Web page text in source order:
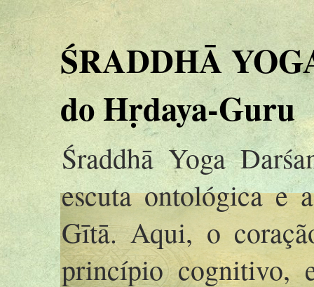
ŚRADDHĀ
do Hṛdaya-Guru
Śraddhā Yoga
escuta ontológica e
Gītā. Aqui, o
princípio cognitivo,